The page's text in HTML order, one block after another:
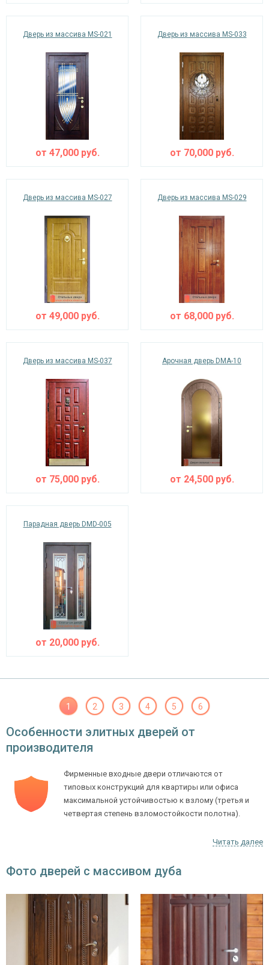
Дверь из массива MS-021
от 47,000руб.
Дверь из массива MS-033
от 70,000руб.
Дверь из массива MS-027
от 49,000руб.
Дверь из массива MS-029
от 68,000руб.
Дверь из массива MS-037
от 75,000руб.
Арочная дверь DMA-10
от 24,500руб.
Парадная дверь DMD-005
от 20,000руб.
1 2 3 4 5 6
Особенности элитных дверей от
производителя
Фирменные входные двери отличаются от
типовых конструкций для квартиры или офиса
максимальной устойчивостью к взлому (третья и
четвертая степень взломостойкости полотна).
Увеличенная толщина стали, используемая для
сложно разрезать даже с помощью болгарки и
других специнструментов.
Облицовочные декоративные накладки, которые
подбираются в индивидуальном порядке.
Дизайнеры компании создадут дверь, которая
будет находиться в полной гармонии с
архитектурой и стилем помещения. Конструкции с
Читать далее
Фото дверей с массивом дуба